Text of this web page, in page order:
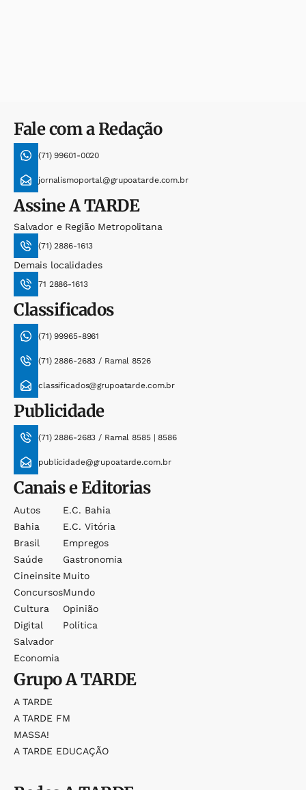
Fale com a Redação
(71) 99601-0020
jornalismoportal@grupoatarde.com.br
AssineA TARDE
Salvador e Região Metropolitana
(71) 2886-1613
Demais localidades
71 2886-1613
Classificados
(71) 99965-8961
(71) 2886-2683 / Ramal 8526
classificados@grupoatarde.com.br
Publicidade
(71) 2886-2683 / Ramal 8585 | 8586
publicidade@grupoatarde.com.br
Canais e Editorias
Autos
Bahia
Brasil
Saúde
Cineinsite
Concursos
Cultura
Digital
Salvador
Economia
E.c. Bahia
E.c. Vitória
Empregos
Gastronomia
Muito
Mundo
Opinião
Política
GrupoA TARDE
A TARDE
A TARDE FM
MASSA!
A TARDE EDUCAÇÃO